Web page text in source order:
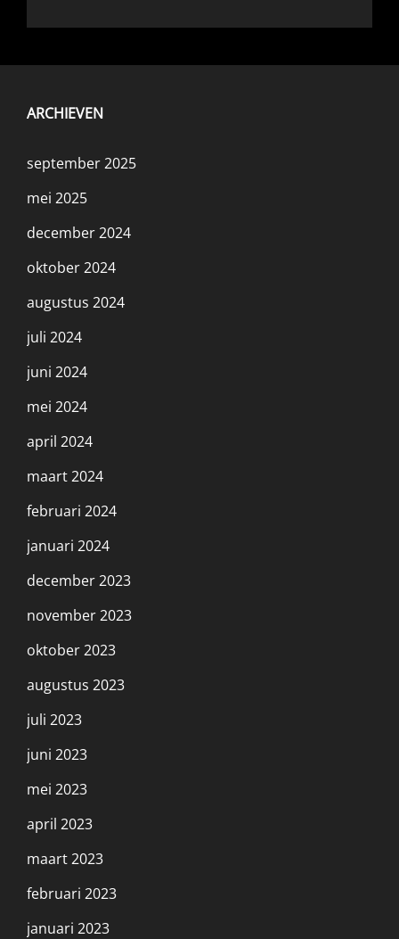
ARCHIEVEN
september 2025
mei 2025
december 2024
oktober 2024
augustus 2024
juli 2024
juni 2024
mei 2024
april 2024
maart 2024
februari 2024
januari 2024
december 2023
november 2023
oktober 2023
augustus 2023
juli 2023
juni 2023
mei 2023
april 2023
maart 2023
februari 2023
januari 2023